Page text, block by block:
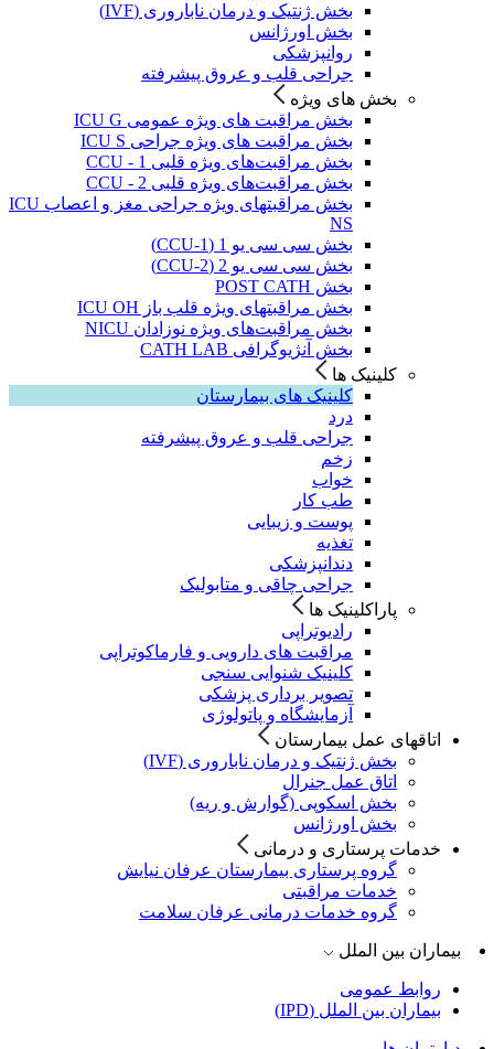
بخش ژنتیک و درمان ناباروری (IVF)
بخش اورژانس
روانپزشکی
جراحی قلب و عروق پیشرفته
بخش های ویژه
بخش مراقبت های ویژه عمومی ICU G
بخش مراقبت های ویژه جراحی ICU S
بخش مراقبت‌های ویژه قلبی CCU - 1
بخش مراقبت‌های ویژه قلبی CCU - 2
بخش مراقبتهای ویژه جراحی مغز و اعصاب ICU
NS
بخش سی سی یو 1 (CCU-1)
بخش سی سی یو 2 (CCU-2)
بخش POST CATH
بخش مراقبتهای ویژه قلب باز ICU OH
بخش مراقبت‌های ویژه نوزادان NICU
بخش آنژیوگرافی CATH LAB
کلینیک ها
کلینیک های بیمارستان
درد
جراحی قلب و عروق پیشرفته
زخم
خواب
طب کار
پوست و زیبایی
تغذیه
دندانپزشکی
جراحی چاقی و متابولیک
پاراکلینیک ها
رادیوتراپی
مراقبت های دارویی و فارماکوتراپی
کلینیک شنوایی سنجی
تصویر برداری پزشکی
آزمایشگاه و پاتولوژی
اتاقهای عمل بیمارستان
بخش ژنتیک و درمان ناباروری (IVF)
اتاق عمل جنرال
بخش اسکوپی (گوارش و ریه)
بخش اورژانس
خدمات پرستاری و درمانی
گروه پرستاری بیمارستان عرفان نیایش
خدمات مراقبتی
گروه خدمات درمانی عرفان سلامت
بیماران بین الملل
روابط عمومی
بیماران بین الملل (IPD)